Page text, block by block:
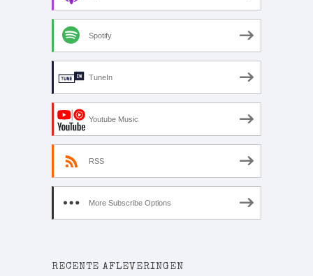
Spotify
TuneIn
Youtube Music
RSS
More Subscribe Options
RECENTE AFLEVERINGEN